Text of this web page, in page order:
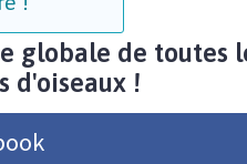
globale de toutes
d'oiseaux !